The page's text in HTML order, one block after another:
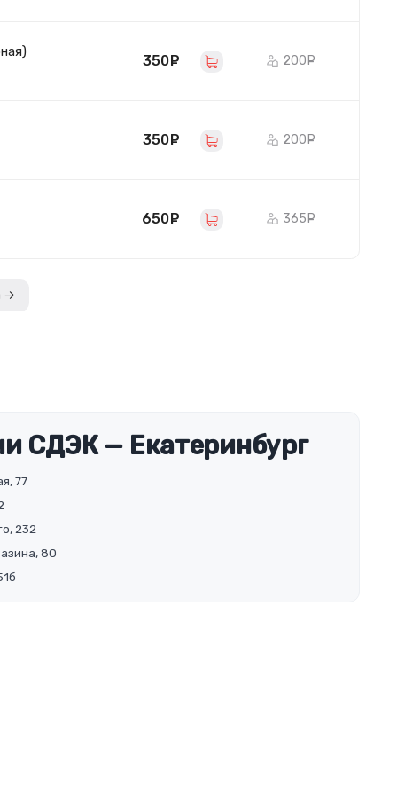
350 руб. 200
350 руб. 200
650 руб. 365
→
СДЭК — Екатеринбург
77
232
80